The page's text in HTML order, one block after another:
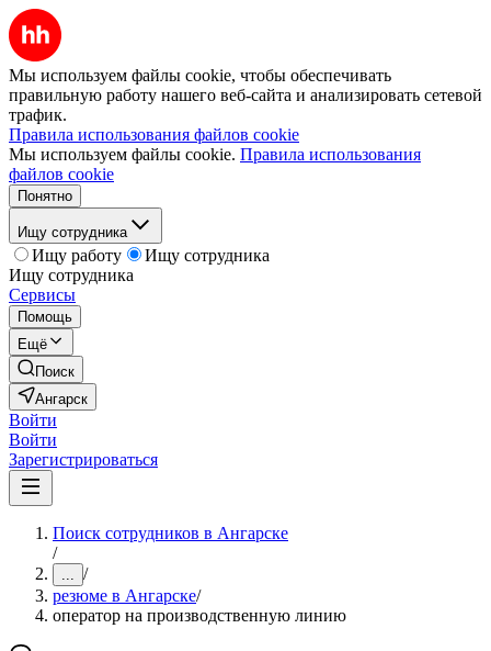
Мы используем файлы cookie, чтобы обеспечивать
правильную работу нашего веб-сайта и анализировать сетевой
трафик.
Правила использования файлов cookie
Мы используем файлы cookie. Правила использования
файлов cookie
Понятно
Ищу сотрудника
Ищу работу
Ищу сотрудника
Ищу сотрудника
Сервисы
Помощь
Ещё
Поиск
Ангарск
Войти
Войти
Зарегистрироваться
Поиск сотрудников в Ангарске
/
... /
резюме в Ангарске/
оператор на производственную линию